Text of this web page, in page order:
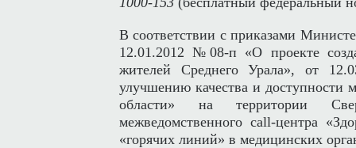
В соответствии с приказами
12.01.2012 №08-п «О проекте
жителей Среднего Урала», от
улучшению качества и
области» на территории
межведомственного call-центра
«горячих линий» в медицинских